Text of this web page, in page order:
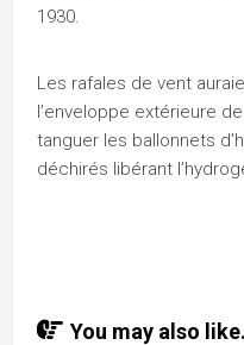
1930.
Les rafales de vent
l’enveloppe extérieure
tanguer les ballonnets
déchirés libérant
You may also